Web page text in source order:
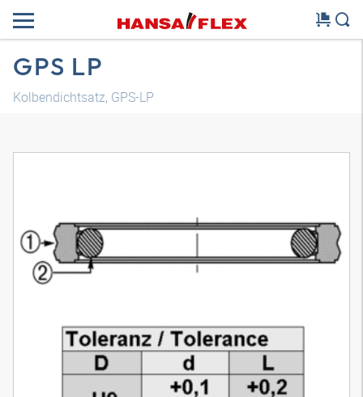
GPS LP
Kolbendichtsatz, GPS-LP